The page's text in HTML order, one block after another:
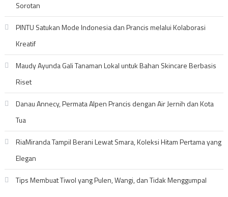
Sorotan
PINTU Satukan Mode Indonesia dan Prancis melalui Kolaborasi
Kreatif
Maudy Ayunda Gali Tanaman Lokal untuk Bahan Skincare Berbasis
Riset
Danau Annecy, Permata Alpen Prancis dengan Air Jernih dan Kota
Tua
RiaMiranda Tampil Berani Lewat Smara, Koleksi Hitam Pertama yang
Elegan
Tips Membuat Tiwol yang Pulen, Wangi, dan Tidak Menggumpal